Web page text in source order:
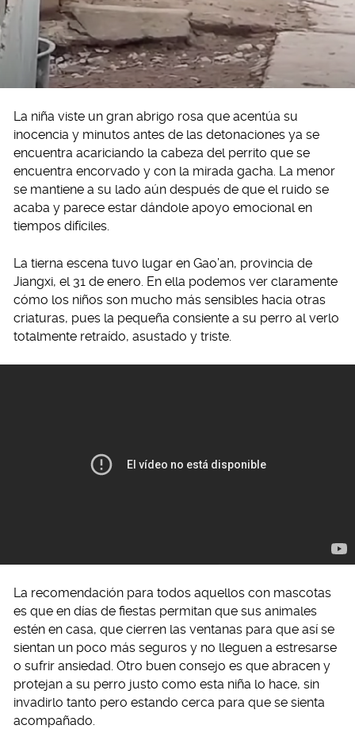
La niña viste un gran abrigo rosa que acentúa su
inocencia y minutos antes de las detonaciones ya se
encuentra acariciando la cabeza del perrito que se
encuentra encorvado y con la mirada gacha. La menor
se mantiene a su lado aún después de que el ruido se
acaba y parece estar dándole apoyo emocional en
tiempos difíciles.
La tierna escena tuvo lugar en Gao’an, provincia de
Jiangxi, el 31 de enero. En ella podemos ver claramente
cómo los niños son mucho más sensibles hacia otras
criaturas, pues la pequeña consiente a su perro al verlo
totalmente retraído, asustado y triste.
La recomendación para todos aquellos con mascotas
es que en días de fiestas permitan que sus animales
estén en casa, que cierren las ventanas para que así se
sientan un poco más seguros y no lleguen a estresarse
o sufrir ansiedad. Otro buen consejo es que abracen y
protejan a su perro justo como esta niña lo hace, sin
invadirlo tanto pero estando cerca para que se sienta
acompañado.